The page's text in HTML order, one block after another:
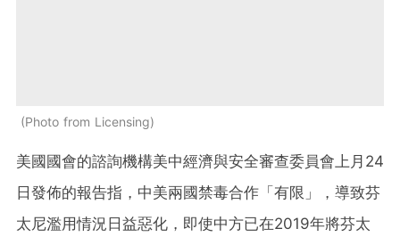
Photo from Licensing
美國國會的諮詢機構美中經濟與安全審查委員會上月24
日發佈的報告指，中美兩國禁毒合作「有限」，導致芬
太尼濫用情況日益惡化，即使中方已在2019年將芬太